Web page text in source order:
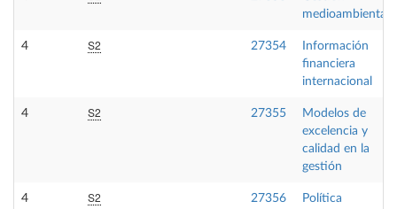
medioambiental
4 S2 27354
Información
financiera
internacional
4 S2 27355
Modelos de
excelencia y
calidad en la
gestión
4 S2 27356
Política